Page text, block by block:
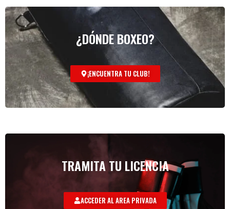
¿DÓNDE BOXEO?
¡ENCUENTRA TU CLUB!
TRAMITA TU LICENCIA
ACCEDER AL AREA PRIVADA